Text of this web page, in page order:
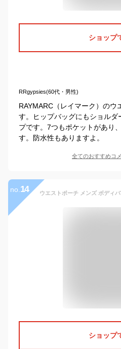
ショップ
RRgypsies(60代・男性)
RAYMARC（レイマーク）のウ
す。ヒップバッグにもショルダ
プです。7つもポケットがあり
す。防水性もありますよ。
全てのおすすめコ
no. 14
ショップ